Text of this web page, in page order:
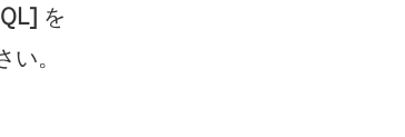
を
い。